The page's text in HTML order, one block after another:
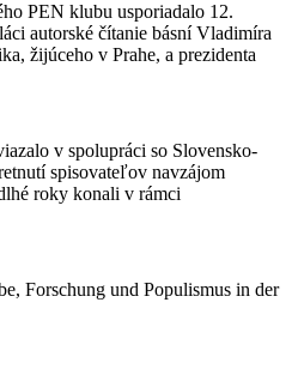
PEN klubu usporiadalo 12.
autorské čítanie básní Vladimíra
žijúceho v Prahe, a prezidenta
v spolupráci so Slovensko-
spisovateľov navzájom
roky konali v rámci
Forschung und Populismus in der